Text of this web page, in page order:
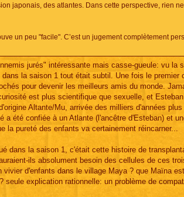
japonais, des atlantes. Dans cette perspective, rien
un peu "facile". C’est un jugement complètement
jurés" intéressante mais casse-gueule: vu la
la saison 1 tout était subtil. Une fois le premier
pour devenir les meilleurs amis du monde.
est plus scientifique que sexuelle, et
Altante/Mu, arrivée des milliers d'années
été confiée à un Atlante (l'ancêtre d'Esteban) et
la pureté des enfants va certainement réincarner...
dans la saison 1, c'était cette histoire de
ils absolument besoin des cellules de ces
d'enfants dans le village Maya ? que Maïna
explication rationnelle: un problème de